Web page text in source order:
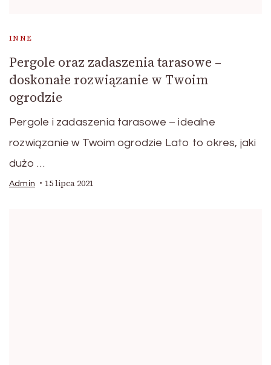
INNE
Pergole oraz zadaszenia tarasowe –
doskonałe rozwiązanie w Twoim
ogrodzie
Pergole i zadaszenia tarasowe – idealne
rozwiązanie w Twoim ogrodzie Lato to okres, jaki
dużo …
Admin 15 lipca 2021